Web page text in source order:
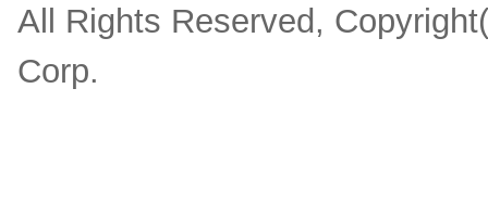
All Rights Reserved,
Corp.